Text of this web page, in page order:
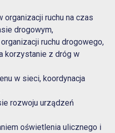
ruchu na czas
drogowym,
ruchu drogowego,
korzystanie z dróg w
w sieci, koordynacja
rozwoju urządzeń
oświetlenia ulicznego i